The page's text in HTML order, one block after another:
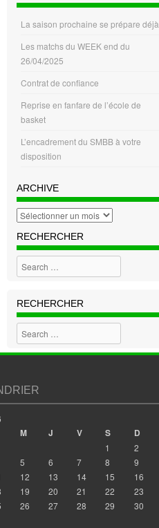
La saison prochaine se prépare déjà
Les matchs du WEEK end du
26/04/2025
Contrat de confiance
Reprise en fanfare de l’école de
basket
L’encadrement du SMBB à votre
disposition
ARCHIVE
archive
RECHERCHER
Search
RECHERCHER
Search
M J V S D
1
2
5 6 7 8
9
12 13 14 15
16
19 20 21 22
23
26 27 28 29
30